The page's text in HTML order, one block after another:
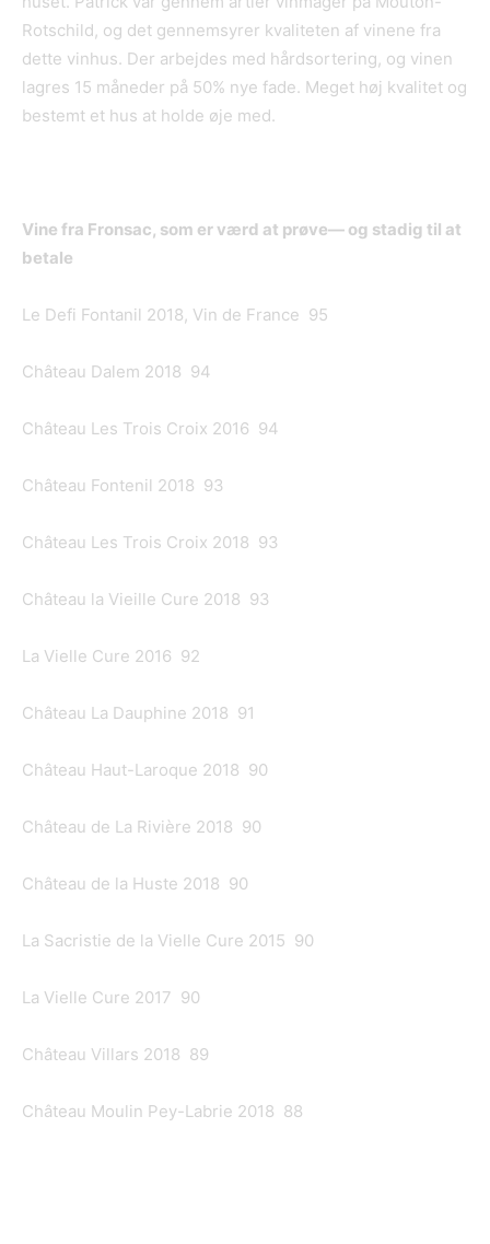
Rotschild, og det gennemsyrer kvaliteten af vinene fra
dette vinhus. Der arbejdes med hårdsortering, og vinen
lagres 15 måneder på 50% nye fade. Meget høj kvalitet og
bestemt et hus at holde øje med.
Vine fra Fronsac, som er værd at prøve— og stadig til at
betale
Le Defi Fontanil 2018, Vin de France 95
Château Dalem 2018 94
Château Les Trois Croix 2016 94
Château Fontenil 2018 93
Château Les Trois Croix 2018 93
Château la Vieille Cure 2018 93
La Vielle Cure 2016 92
Château La Dauphine 2018 91
Château Haut-Laroque 2018 90
Château de La Rivière 2018 90
Château de la Huste 2018 90
La Sacristie de la Vielle Cure 2015 90
La Vielle Cure 2017 90
Château Villars 2018 89
Château Moulin Pey-Labrie 2018 88